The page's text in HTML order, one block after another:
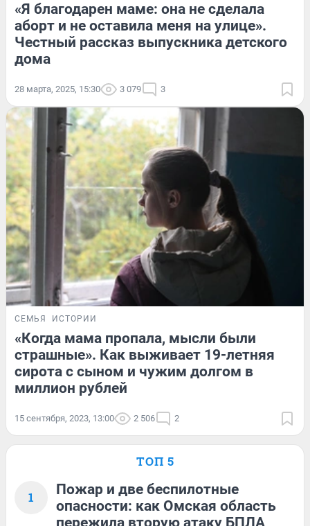
«Я благодарен маме: она не сделала
аборт и не оставила меня на улице».
Честный рассказ выпускника детского
дома
28 марта, 2025, 15:30 3 079 3
СЕМЬЯ ИСТОРИИ
«Когда мама пропала, мысли были
страшные». Как выживает 19-летняя
сирота с сыном и чужим долгом в
миллион рублей
15 сентября, 2023, 13:00 2 506 2
ТОП 5
1
Пожар и две беспилотные
опасности: как Омская область
пережила вторую атаку БПЛА